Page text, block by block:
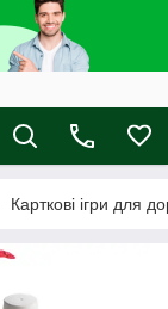
Карткові ігри для